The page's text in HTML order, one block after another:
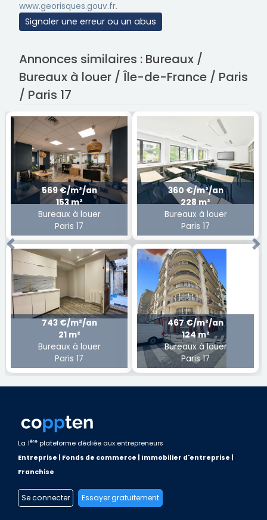
www.georisques.gouv.fr.
Signaler une erreur ou un abus
Annonces similaires : Bureaux /
Bureaux à louer / Île-de-France / Paris
/ Paris 17
569 €/m²/an
153 m²
Bureaux à louer
Paris 17
360 €/m²/an
228 m²
Bureaux à louer
Paris 17
743 €/m²/an
21 m²
Bureaux à louer
Paris 17
467 €/m²/an
124 m²
Bureaux à louer
Paris 17
Previous
La 1ère plateforme dédiée aux entrepreneurs
Entreprise | Fonds de commerce | Immobilier d'entreprise |
Franchise
Se connecter Essayer gratuitement